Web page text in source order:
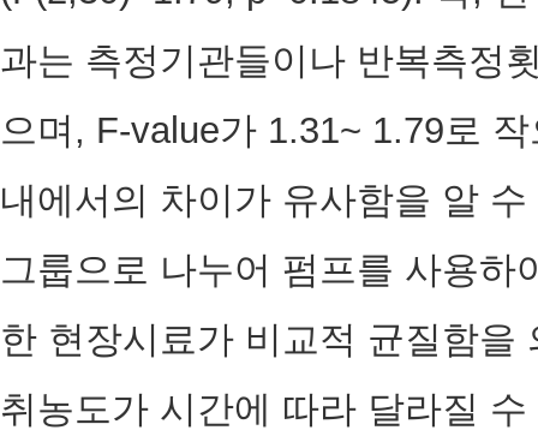
과는 측정기관들이나 반복측정
으며, F-value가 1.31~ 1.79로
내에서의 차이가 유사함을 알
그룹으로 나누어 펌프를 사용하
한 현장시료가 비교적 균질함
취농도가 시간에 따라 달라질